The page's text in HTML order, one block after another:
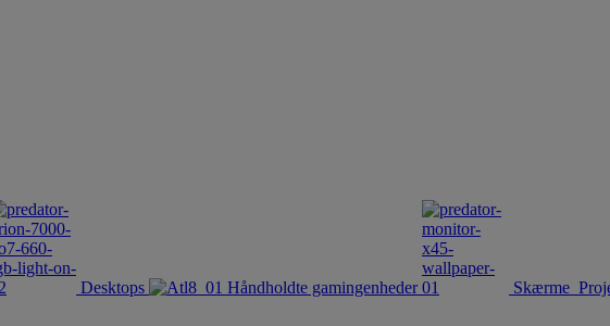
Desktops Håndholdte gamingenheder Skærme